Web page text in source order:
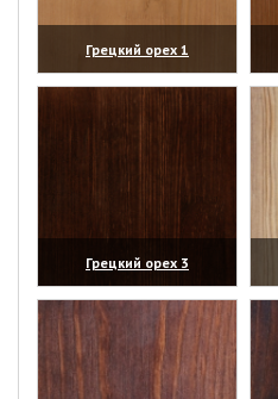
Грецкий орех 1
(увеличить)
Грецкий орех 3
(увеличить)